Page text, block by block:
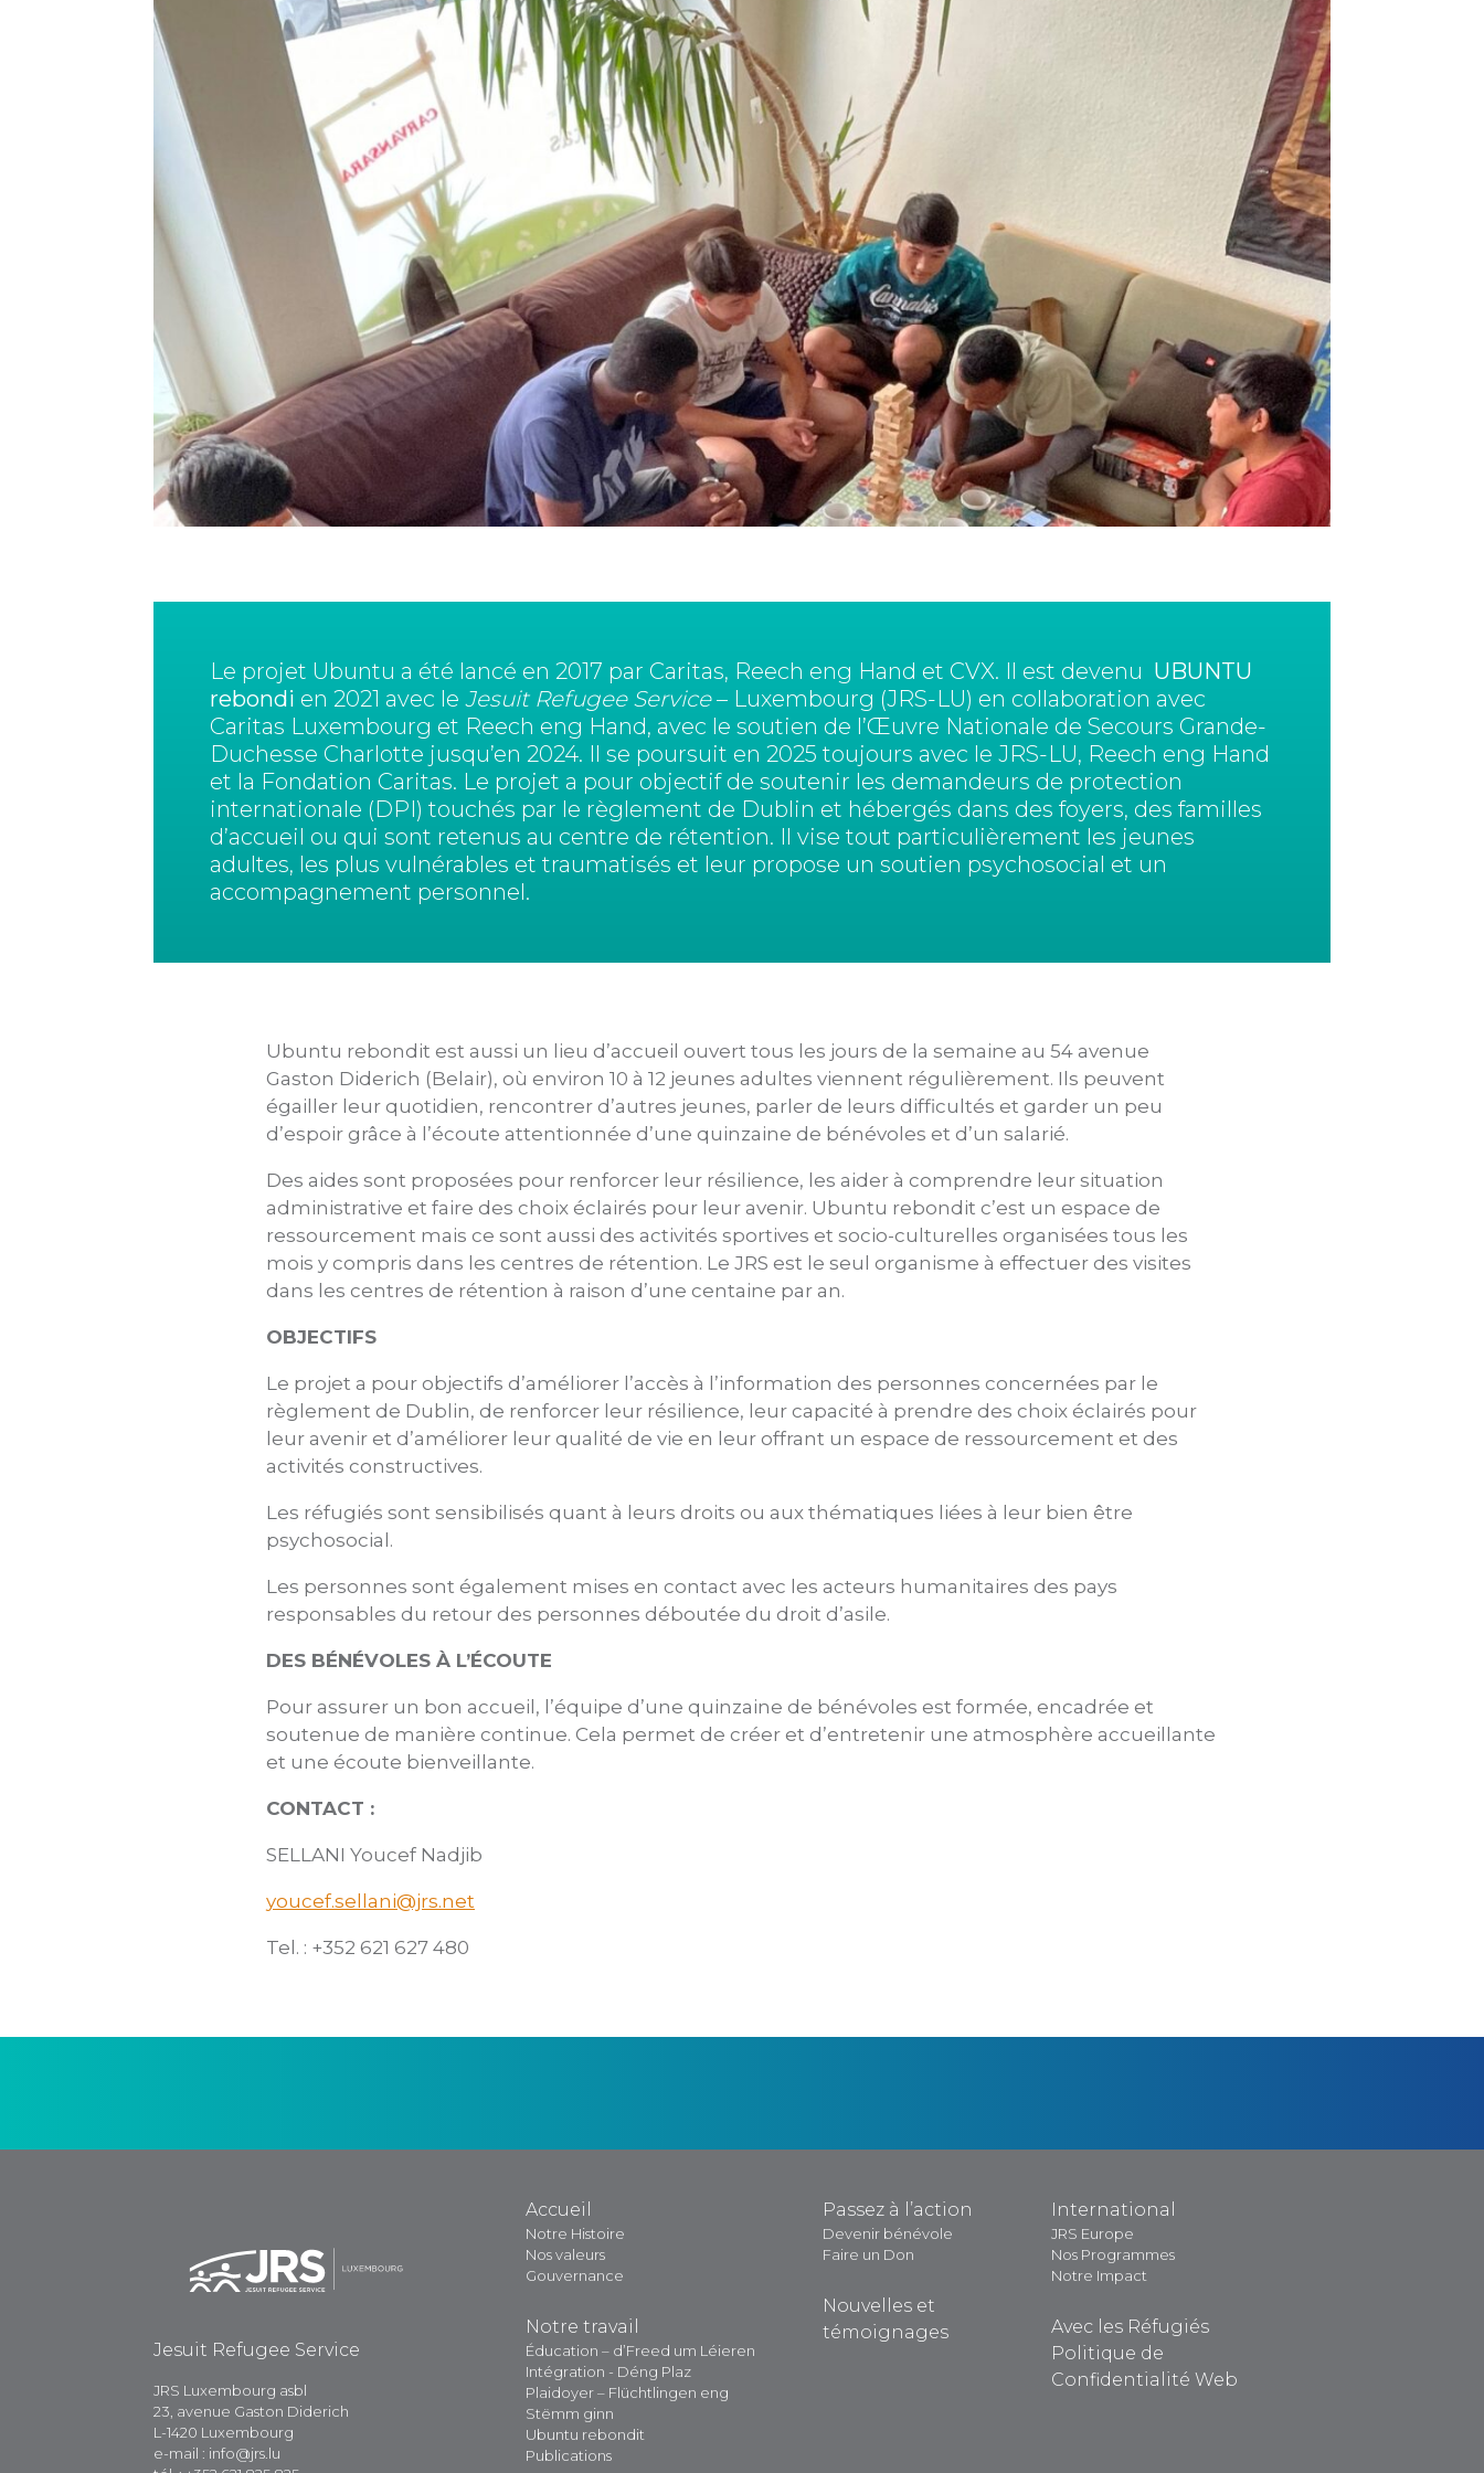
Le projet Ubuntu a été lancé en 2017 par Caritas, Reech eng Hand et CVX. Il est devenu UBUNTU
rebondi en 2021 avec le Jesuit Refugee Service– Luxembourg (JRS-LU) en collaboration avec
Caritas Luxembourg et Reech eng Hand, avec le soutien de l’Œuvre Nationale de Secours Grande-
Duchesse Charlotte jusqu’en 2024. Il se poursuit en 2025 toujours avec le JRS-LU, Reech eng Hand
et la Fondation Caritas. Le projet a pour objectif de soutenir les demandeurs de protection
internationale (DPI) touchés par le règlement de Dublin et hébergés dans des foyers, des familles
d’accueil ou qui sont retenus au centre de rétention. Il vise tout particulièrement les jeunes
adultes, les plus vulnérables et traumatisés et leur propose un soutien psychosocial et un
accompagnement personnel.
Ubuntu rebondit est aussi un lieu d’accueil ouvert tous les jours de la semaine au 54 avenue
Gaston Diderich (Belair), où environ 10 à 12 jeunes adultes viennent régulièrement. Ils peuvent
égailler leur quotidien, rencontrer d’autres jeunes, parler de leurs difficultés et garder un peu
d’espoir grâce à l’écoute attentionnée d’une quinzaine de bénévoles et d’un salarié.
Des aides sont proposées pour renforcer leur résilience, les aider à comprendre leur situation
administrative et faire des choix éclairés pour leur avenir. Ubuntu rebondit c’est un espace de
ressourcement mais ce sont aussi des activités sportives et socio-culturelles organisées tous les
mois y compris dans les centres de rétention. Le JRS est le seul organisme à effectuer des visites
dans les centres de rétention à raison d’une centaine par an.
OBJECTIFS
Le projet a pour objectifs d’améliorer l’accès à l’information des personnes concernées par le
règlement de Dublin, de renforcer leur résilience, leur capacité à prendre des choix éclairés pour
leur avenir et d’améliorer leur qualité de vie en leur offrant un espace de ressourcement et des
activités constructives.
Les réfugiés sont sensibilisés quant à leurs droits ou aux thématiques liées à leur bien être
psychosocial.
Les personnes sont également mises en contact avec les acteurs humanitaires des pays
responsables du retour des personnes déboutée du droit d’asile.
DES BÉNÉVOLES À L’ÉCOUTE
Pour assurer un bon accueil, l’équipe d’une quinzaine de bénévoles est formée, encadrée et
soutenue de manière continue. Cela permet de créer et d’entretenir une atmosphère accueillante
et une écoute bienveillante.
CONTACT :
SELLANI Youcef Nadjib
youcef.sellani@jrs.net
Tel. : +352 621 627 480
Jesuit Refugee Service
JRS Luxembourg asbl
23, avenue Gaston Diderich
L-1420 Luxembourg
e-mail : info@jrs.lu
Accueil
Notre Histoire
Nos valeurs
Gouvernance
Notre travail
Éducation – d’Freed um Léieren
Intégration - Déng Plaz
Plaidoyer – Flüchtlingen eng
Stëmm ginn
Ubuntu rebondit
Publications
Passez à l’action
Devenir bénévole
Faire un Don
Nouvelles et
témoignages
International
JRS Europe
Nos Programmes
Notre Impact
Avec les Réfugiés
Politique de
Confidentialité Web